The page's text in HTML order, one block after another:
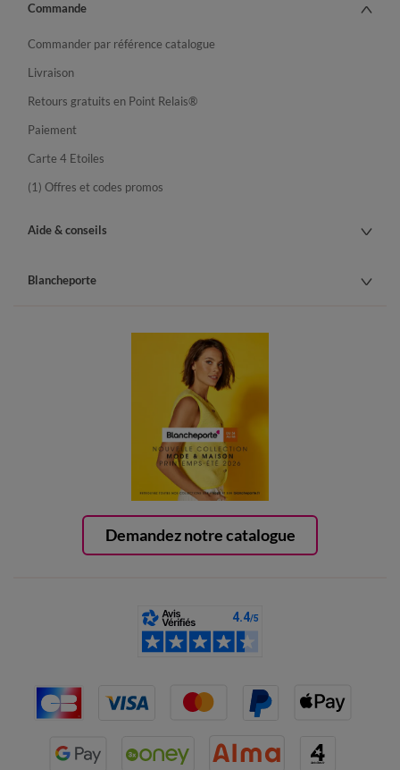
Demandez notre catalogue
Commande
Commander par référence catalogue
Livraison
Retours gratuits en Point Relais®
Paiement
Carte 4 Etoiles
(1) Offres et codes promos
Aide & conseils
Blancheporte